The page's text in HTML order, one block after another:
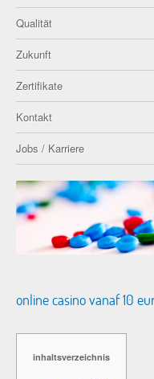
Qualität
Zukunft
Zertifikate
Kontakt
Jobs / Karriere
online casino vanaf 10
inhaltsverzeichnis